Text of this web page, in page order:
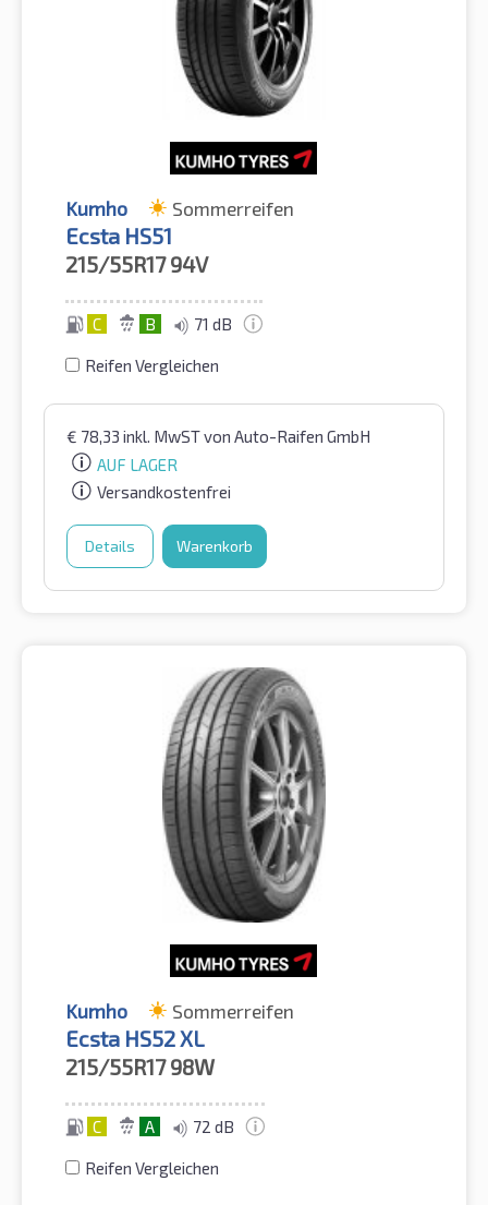
Kumho Sommerreifen
Ecsta HS51
215/55R17 94V
C B 71 dB
Reifen Vergleichen
€ 78,33 inkl. MwSTvon Auto-Raifen GmbH
AUF LAGER
Versandkostenfrei
Details Warenkorb
Kumho Sommerreifen
Ecsta HS52 XL
215/55R17 98W
C A 72 dB
Reifen Vergleichen